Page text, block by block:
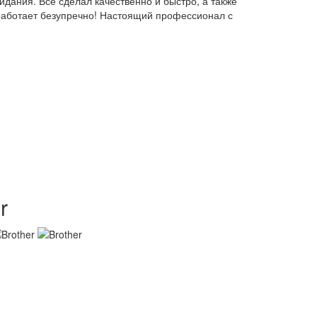
безупречно! Настоящий профессионал с